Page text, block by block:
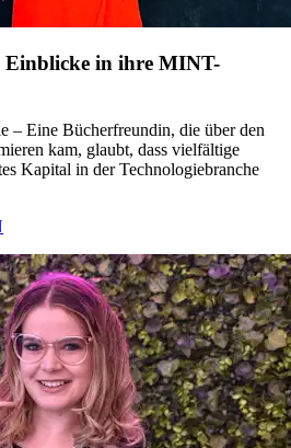
Einblicke in ihre MINT-
– Eine Bücherfreundin, die über den
kam, glaubt, dass vielfältige
Kapital in der Technologiebranche